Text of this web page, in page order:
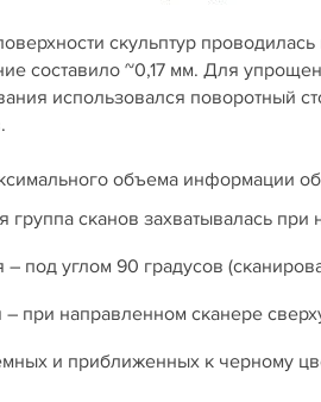
скульптур
составило ~0,17 мм. Для
использовался поворотный
объема информации
группа сканов захватывалась
– под углом 90 градусов
– при направленном сканере
и приближенных к черному